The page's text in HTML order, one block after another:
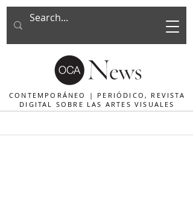
CONTEMPORÁNEO | PERIÓDICO, REVISTA
DIGITAL SOBRE LAS ARTES VISUALES